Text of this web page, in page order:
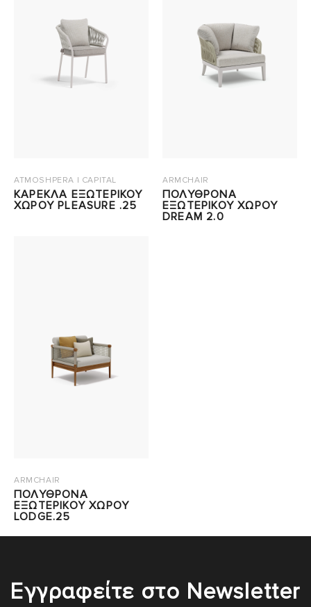
ATMOSHPERA | CAPITAL
ΚΑΡΕΚΛΑ ΕΞΩΤΕΡΙΚΟΥ
ΧΩΡΟΥ PLEASURE .25
ARMCHAIR
ΠΟΛΥΘΡΟΝΑ
ΕΞΩΤΕΡΙΚΟΥ ΧΩΡΟΥ
DREAM 2.0
ARMCHAIR
ΠΟΛΥΘΡΟΝΑ
ΕΞΩΤΕΡΙΚΟΥ ΧΩΡΟΥ
LODGE.25
Εγγραφείτε στο Newsletter